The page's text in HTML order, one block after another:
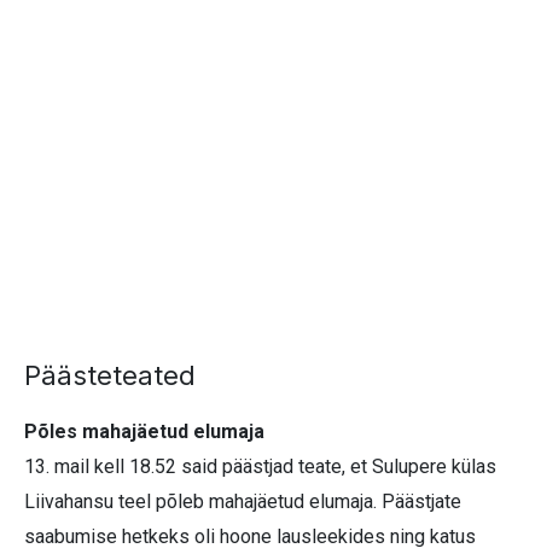
Päästeteated
Põles mahajäetud elumaja
13. mail kell 18.52 said päästjad teate, et Sulupere külas
Liivahansu teel põleb mahajäetud elumaja. Päästjate
saabumise hetkeks oli hoone lausleekides ning katus